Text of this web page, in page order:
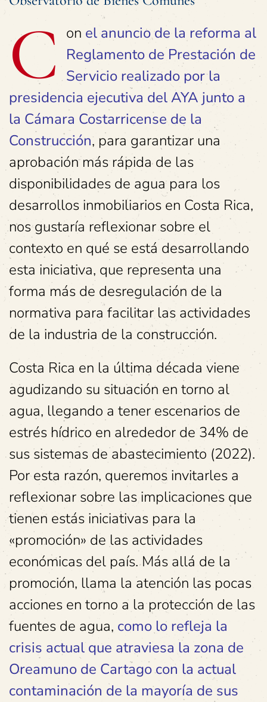
C on el anuncio de la reforma al
Reglamento de Prestación de
Servicio realizado por la
presidencia ejecutiva del AYA junto a
la Cámara Costarricense de la
Construcción, para garantizar una
aprobación más rápida de las
disponibilidades de agua para los
desarrollos inmobiliarios en Costa Rica,
nos gustaría reflexionar sobre el
contexto en qué se está desarrollando
esta iniciativa, que representa una
forma más de desregulación de la
normativa para facilitar las actividades
de la industria de la construcción.
Costa Rica en la última década viene
agudizando su situación en torno al
agua, llegando a tener escenarios de
estrés hídrico en alrededor de 34% de
sus sistemas de abastecimiento (2022).
Por esta razón, queremos invitarles a
reflexionar sobre las implicaciones que
tienen estás iniciativas para la
«promoción» de las actividades
económicas del país. Más allá de la
promoción, llama la atención las pocas
acciones en torno a la protección de las
fuentes de agua, como lo refleja la
crisis actual que atraviesa la zona de
Oreamuno de Cartago con la actual
contaminación de la mayoría de sus